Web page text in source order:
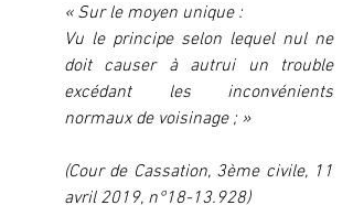
« Sur le moyen unique :
Vu le principe selon lequel nul ne
doit causer à autrui un trouble
excédant les inconvénients
normaux de voisinage ; »
(Cour de Cassation, 3ème civile, 11
avril 2019, n°18-13.928)